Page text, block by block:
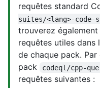
requêtes standard
suites/<lang>-code-
trouverez
requêtes utiles dans
de chaque pack. Par
pack
codeql/cpp-
requêtes suivantes :